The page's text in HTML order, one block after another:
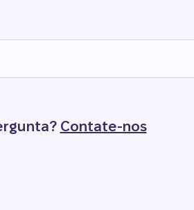
Contate-nos